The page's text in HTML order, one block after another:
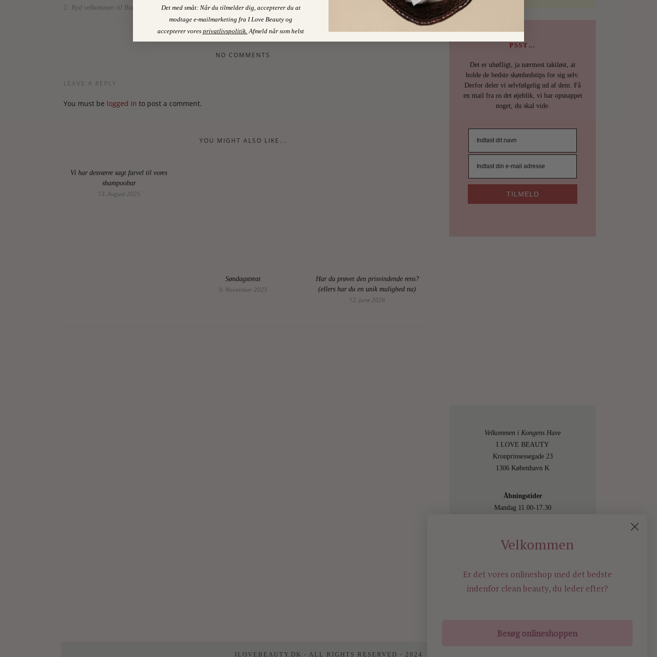
Byd velkommen til Bodha Ses vi i næste uge?
NO COMMENTS
LEAVE A REPLY
You must be logged in to post a comment.
YOU MIGHT ALSO LIKE...
Vi har desværre sagt farvel til vores
shampoobar
13. August 2025
Søndagstreat
9. November 2025
Har du prøvet den prisvindende rens?
(ellers har du en unik mulighed nu)
12. June 2026
PSST…
Det er uhøfligt, ja nærmest taktløst, at
holde de bedste skønhedstips for sig selv.
Derfor deler vi selvfølgelig ud af dem. Få
en mail fra os det øjeblik, vi har opsnappet
noget, du skal vide.
TILMELD
Velkommen i Kongens Have
I LOVE BEAUTY
Kronprinsessegade 23
1306 København K
Åbningstider
Mandag 11.00-17.30
Torsdag 11.00-17.30
Besøg os også online på
shop.ilovebeauty.dk
ILOVEBEAUTY.DK - ALL RIGHTS RESERVED - 2024
Velkommen
Er det vores onlineshop med det bedste
indenfor clean beauty, du leder efter?
Besøg onlineshoppen
Det med småt: Når du tilmelder dig, accepterer du at
modtage e-mailmarketing fra I Love Beauty og
accepterer vores privatlivspolitik Afmeld når som helst